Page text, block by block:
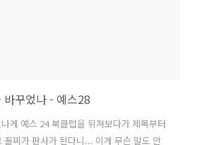
바꾸었나 - 예스28
게 예스 24 북클럽을 뒤져보다가 제목부터
꼴찌가 판사가 된다니... 이게 무슨 말도 안